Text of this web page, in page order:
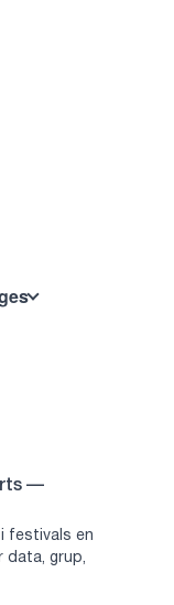
—
festivals en
data, grup,